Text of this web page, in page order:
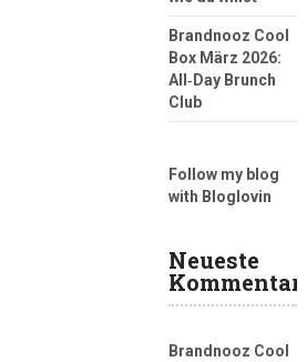
Brandnooz Cool
Box März 2026:
All‑Day Brunch
Club
Follow my blog
with Bloglovin
Neueste
Brandnooz Cool